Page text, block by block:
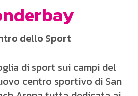
dello Sport
di sport sui campi del
centro sportivo di San